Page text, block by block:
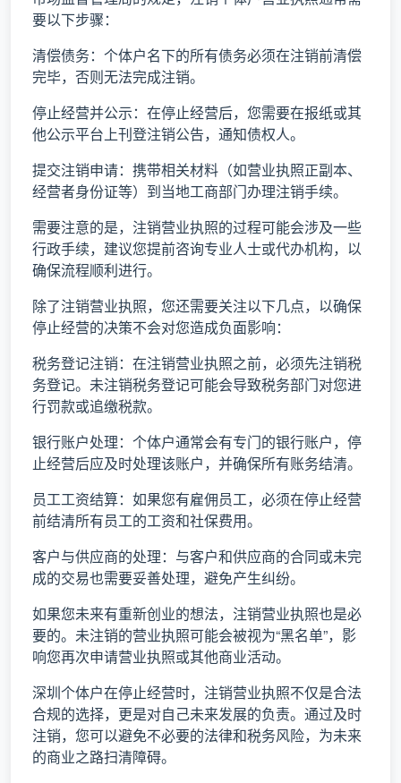
要以下步骤：
清偿债务：个体户名下的所有债务必须在注销前清偿
完毕，否则无法完成注销。
停止经营并公示：在停止经营后，您需要在报纸或其
他公示平台上刊登注销公告，通知债权人。
提交注销申请：携带相关材料（如营业执照正副本、
经营者身份证等）到当地工商部门办理注销手续。
需要注意的是，注销营业执照的过程可能会涉及一些
行政手续，建议您提前咨询专业人士或代办机构，以
确保流程顺利进行。
除了注销营业执照，您还需要关注以下几点，以确保
停止经营的决策不会对您造成负面影响：
税务登记注销：在注销营业执照之前，必须先注销税
务登记。未注销税务登记可能会导致税务部门对您进
行罚款或追缴税款。
银行账户处理：个体户通常会有专门的银行账户，停
止经营后应及时处理该账户，并确保所有账务结清。
员工工资结算：如果您有雇佣员工，必须在停止经营
前结清所有员工的工资和社保费用。
客户与供应商的处理：与客户和供应商的合同或未完
成的交易也需要妥善处理，避免产生纠纷。
如果您未来有重新创业的想法，注销营业执照也是必
要的。未注销的营业执照可能会被视为“黑名单”，影
响您再次申请营业执照或其他商业活动。
深圳个体户在停止经营时，注销营业执照不仅是合法
合规的选择，更是对自己未来发展的负责。通过及时
注销，您可以避免不必要的法律和税务风险，为未来
的商业之路扫清障碍。